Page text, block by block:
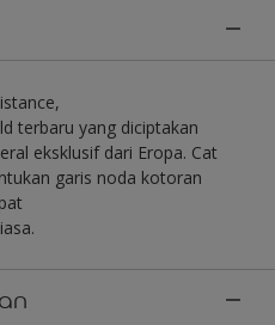
terbaru yang diciptakan
eksklusif dari Eropa. Cat
garis noda kotoran